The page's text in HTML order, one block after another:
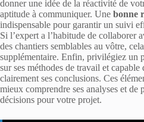
donner une idée de la réactivité de
aptitude à communiquer. Une bonne
indispensable pour garantir un suivi
Si l’expert a l’habitude de collaborer
des chantiers semblables au vôtre,
supplémentaire. Enfin, privilégiez un
sur ses méthodes de travail et
clairement ses conclusions. Ces
mieux comprendre ses analyses et de
décisions pour votre projet.